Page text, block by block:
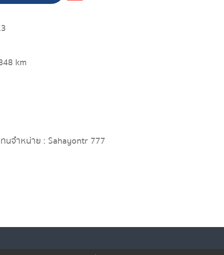
km
นจำหน่าย : Sahayontr 777